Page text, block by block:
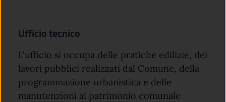
Ufficio tecnico
L'ufficio si occupa delle pratiche edilizie, dei
lavori pubblici realizzati dal Comune, della
programmazione urbanistica e delle
manutenzioni al patrimonio comunale